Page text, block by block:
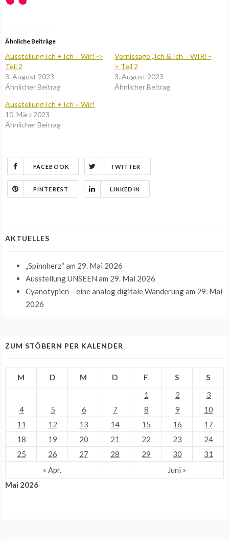
Ähnliche Beiträge
Ausstellung Ich + Ich = Wir! ->
Teil 2
3. August 2023
Ähnlicher Beitrag
Vernissage „Ich & Ich = WIR! -
> Teil 2
3. August 2023
Ähnlicher Beitrag
Ausstellung Ich + Ich = Wir!
10. März 2023
Ähnlicher Beitrag
FACEBOOK TWITTER
PINTEREST LINKEDIN
AKTUELLES
„Spinnherz“ am 29. Mai 2026
Ausstellung UNSEEN am 29. Mai 2026
Cyanotypien – eine analog digitale Wanderungam 29. Mai
2026
ZUM STÖBERN PER KALENDER
Mai 2026
M D M D F S
S
1
2
3
4
5 6 7 8 9
10
11
12 13 14 15 16
17
18
19 20 21 22 23
24
25
26 27 28 29 30
31
« Apr.
Juni »